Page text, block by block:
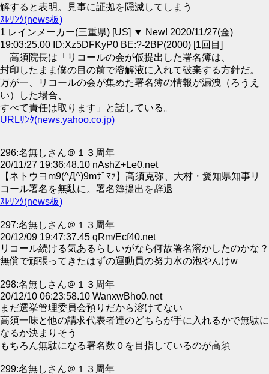
解すると表明。見事に証拠を隠滅してしまう
ｽﾚﾘﾝｸ(news板)
1 レインメーカー(三重県) [US] ▼ New! 2020/11/27(金)
19:03:25.00 ID:Xz5DFKyP0 BE:?-2BP(2000) [1回目]
高須院長は「リコールの会が仮提出した署名簿は、
封印したまま僕の目の前で溶解液に入れて破棄する方針だ。
万が一、リコールの会が集めた署名簿の情報が漏洩（ろうえ
い）した場合、
すべて責任は取ります」と話している。
URLﾘﾝｸ(news.yahoo.co.jp)
296:名無しさん＠１３周年
20/11/27 19:36:48.10 nAshZ+Le0.net
【ネトウヨm9(^Д^)9mｻﾞﾏｧ】高須克弥、大村・愛知県知事リ
コール署名を無駄に。署名簿提出を辞退
ｽﾚﾘﾝｸ(news板)
297:名無しさん＠１３周年
20/12/09 19:47:37.45 qRm/Ecf40.net
リコール続ける気あるらしいがなら何故署名溶かしたのかな？
無償で頑張ってきたはずの運動員の努力水の泡やんけw
298:名無しさん＠１３周年
20/12/10 06:23:58.10 WanxwBho0.net
まだ選挙管理委員会預りだから溶けてない
高須一味と他の請求代表者達のどちらが手に入れるかで無駄に
なるか決まりそう
もちろん無駄になる署名数０を目指しているのが高須
299:名無しさん＠１３周年